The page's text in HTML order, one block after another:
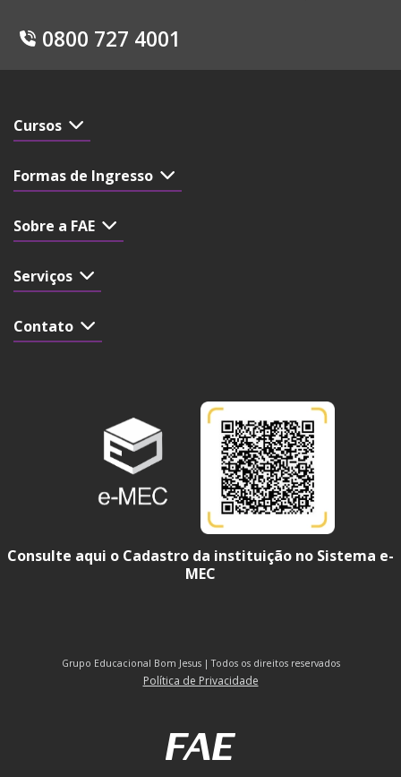
0800 727 4001
Cursos
Formas de Ingresso
Sobre a FAE
Serviços
Contato
Consulte aqui o Cadastro da instituição no Sistema e-
MEC
Grupo Educacional Bom Jesus | Todos os direitos reservados
Política de Privacidade